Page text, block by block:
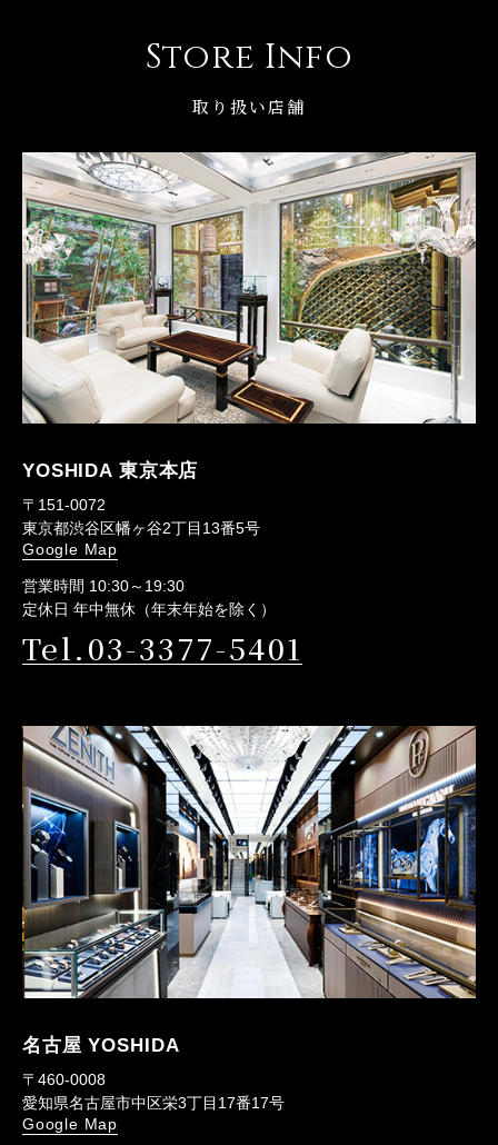
Store Info
取り扱い店舗
YOSHIDA 東京本店
〒151-0072
東京都渋谷区幡ヶ谷2丁目13番5号
Google Map
営業時間 10:30～19:30
定休日 年中無休（年末年始を除く）
Tel.03-3377-5401
名古屋 YOSHIDA
〒460-0008
愛知県名古屋市中区栄3丁目17番17号
Google Map